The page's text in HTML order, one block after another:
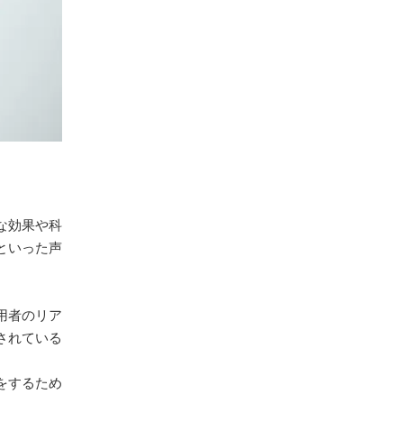
効果や科
いった声
者のリア
れている
するため